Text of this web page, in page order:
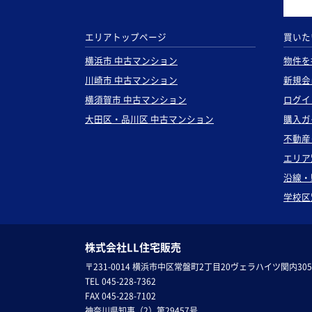
エリアトップページ
横浜市 中古マンション
川崎市 中古マンション
横須賀市 中古マンション
大田区・品川区 中古マンション
買い
物件
新規
ログ
購入
不動
エリ
沿線
学校
株式会社LL住宅販売
〒231-0014 横浜市中区常盤町2丁目20ヴェラハイツ関内305
TEL 045-228-7362
FAX 045-228-7102